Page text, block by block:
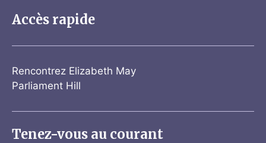
Accès rapide
Rencontrez Elizabeth May
Parliament Hill
Tenez-vous au courant